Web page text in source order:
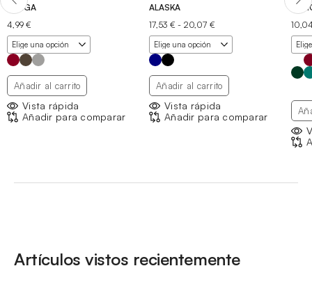
JANGA
4,99€
Añadir al carrito
Vista rápida
Añadir para comparar
ALASKA
17,53 € - 20,07 €Rango
de
precios:
desde
hasta
20,07 €
Añadir al carrito
Vista rápida
Añadir para comparar
Artículos vistos recientemente